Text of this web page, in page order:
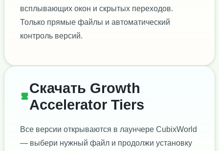
всплывающих окон и скрытых переходов.
Только прямые файлы и автоматический
контроль версий.
Скачать Growth
Accelerator Tiers
Все версии открываются в лаунчере CubixWorld
— выбери нужный файл и продолжи установку